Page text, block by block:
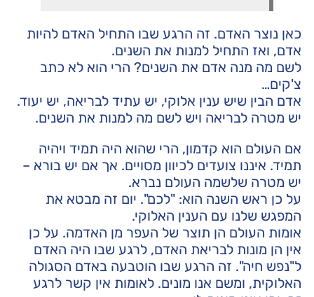
כאן נוצר האדם. זה הרגע שבו התחיל האדם להיות
אדם, ואז התחיל למנות את השנים.
לשם מה מנה אדם את השנים? הרי הוא לא כתב
צ'קים…
אדם הבין שיש ענין אלוקי, יש עתיד לבריאה, יש יעוד.
יש מטרה לבריאה ויש לשם מה למנות את השנים.
אם העולם הוא קדמון, הרי שהוא היה תמיד ויהיה
תמיד. איננו צועדים לכיוון מסויים. אך אם יש בורא –
יש מטרה שלשמה העולם נברא.
על כן ראש השנה הוא: "לכם". יום זה מבטא את
המפגש שלנו עם הענין האלוקי.
אומות העולם הן תוצר של העפר מן האדמה. על כן
אין הן מונות לבריאת האדם, לרגע שבו היה האדם
ל"נפש חיה". זה הרגע שבו הוטבעה באדם הסגולה
האלוקית, ומשם אנו מונים. לאומות אין קשר לרגע